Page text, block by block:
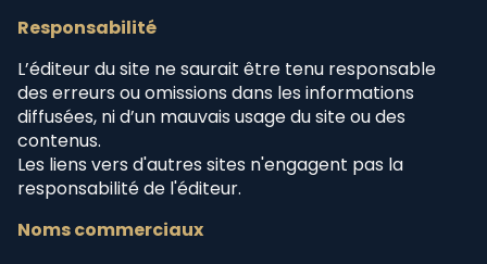
Responsabilité
L’éditeur du site ne saurait être tenu responsable
des erreurs ou omissions dans les informations
diffusées, ni d’un mauvais usage du site ou des
contenus.
Les liens vers d'autres sites n'engagent pas la
responsabilité de l'éditeur.
Noms commerciaux